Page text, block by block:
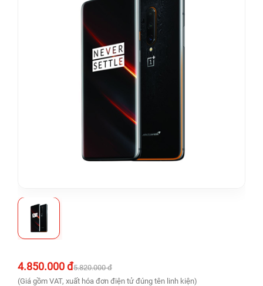
4.850.000 đ5.820.000 đ
(Giá gồm VAT, xuất hóa đơn điện tử đúng tên linh kiện)